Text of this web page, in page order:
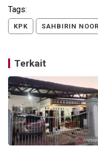
Tags:
KPK SAHBIRIN NOOR
Terkait